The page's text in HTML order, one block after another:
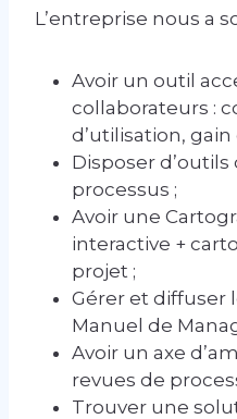
L’entreprise nous a
Avoir un outil
collaborateurs :
d’utilisation,
Disposer
processus ;
Avoir une
interactive +
projet ;
Gérer et diffuser
Manuel de
Avoir un axe
revues de
Trouver une